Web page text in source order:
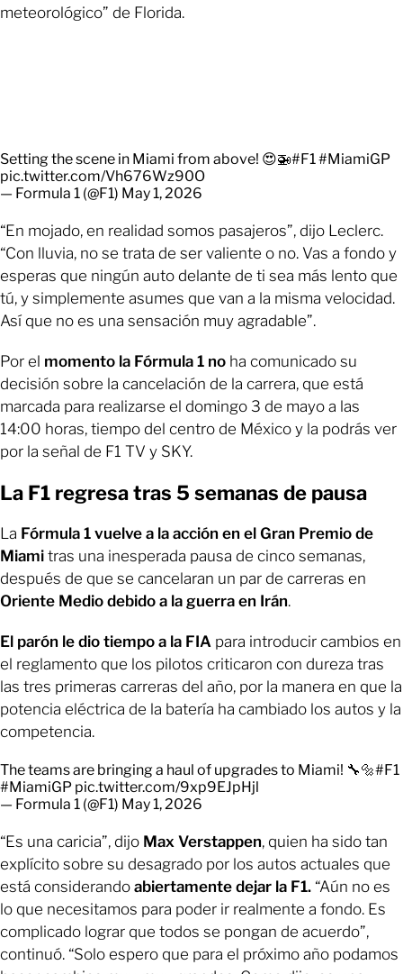
meteorológico” de Florida.
Setting the scene in Miami from above! 😍🚁#F1#MiamiGP
pic.twitter.com/Vh676Wz90O
— Formula 1 (@F1) May 1, 2026
“En mojado, en realidad somos pasajeros”, dijo Leclerc.
“Con lluvia, no se trata de ser valiente o no. Vas a fondo y
esperas que ningún auto delante de ti sea más lento que
tú, y simplemente asumes que van a la misma velocidad.
Así que no es una sensación muy agradable”.
Por el momento la Fórmula 1 no ha comunicado su
decisión sobre la cancelación de la carrera, que está
marcada para realizarse el domingo 3 de mayo a las
14:00 horas, tiempo del centro de México y la podrás ver
por la señal de F1 TV y SKY.
La F1 regresa tras 5 semanas de pausa
La Fórmula 1 vuelve a la acción en el Gran Premio de
Miami tras una inesperada pausa de cinco semanas,
después de que se cancelaran un par de carreras en
Oriente Medio debido a la guerra en Irán.
El parón le dio tiempo a la FIA para introducir cambios en
el reglamento que los pilotos criticaron con dureza tras
las tres primeras carreras del año, por la manera en que la
potencia eléctrica de la batería ha cambiado los autos y la
competencia.
The teams are bringing a haul of upgrades to Miami! 🔧🔩#F1
#MiamiGP pic.twitter.com/9xp9EJpHjl
— Formula 1 (@F1) May 1, 2026
“Es una caricia”, dijo Max Verstappen, quien ha sido tan
explícito sobre su desagrado por los autos actuales que
está considerando abiertamente dejar la F1. “Aún no es
lo que necesitamos para poder ir realmente a fondo. Es
complicado lograr que todos se pongan de acuerdo”,
continuó. “Solo espero que para el próximo año podamos